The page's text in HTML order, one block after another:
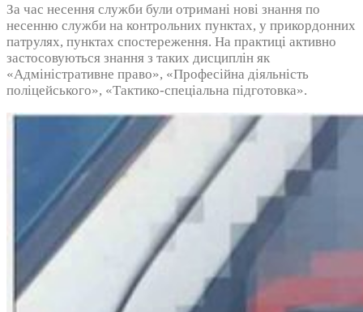
За час несення служби були отримані нові знання по
несенню служби на контрольних пунктах, у прикордонних
патрулях, пунктах спостереження. На практиці активно
застосовуються знання з таких дисциплін як
«Адміністративне право», «Професійна діяльність
поліцейського», «Тактико-спеціальна підготовка».